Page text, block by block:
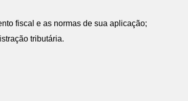
fiscal e as normas de sua aplicação;
tributária.